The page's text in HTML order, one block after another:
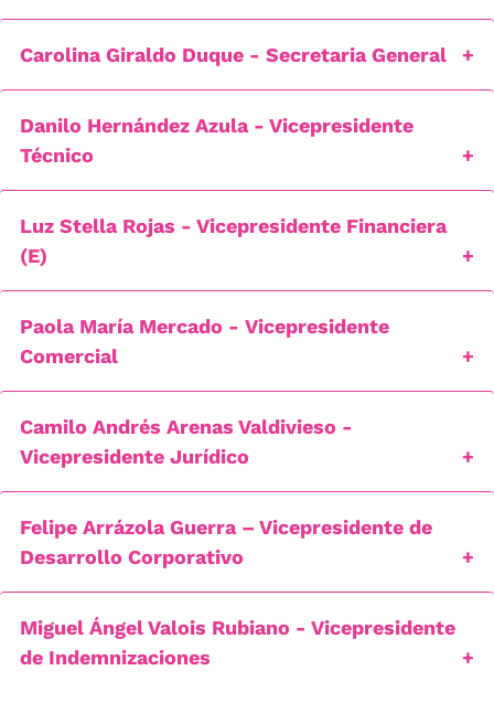
Carolina Giraldo Duque - Secretaria General
Danilo Hernández Azula - Vicepresidente
Técnico
Luz Stella Rojas - Vicepresidente Financiera
(E)
Paola María Mercado - Vicepresidente
Comercial
Camilo Andrés Arenas Valdivieso -
Vicepresidente Jurídico
Felipe Arrázola Guerra – Vicepresidente de
Desarrollo Corporativo
Miguel Ángel Valois Rubiano - Vicepresidente
de Indemnizaciones